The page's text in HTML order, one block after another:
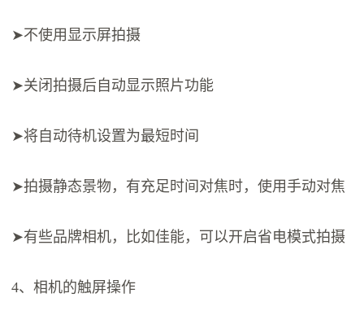
➤不使用显示屏拍摄
➤关闭拍摄后自动显示照片功能
➤将自动待机设置为最短时间
➤拍摄静态景物，有充足时间对焦时，使用手动对焦
➤有些品牌相机，比如佳能，可以开启省电模式拍摄
4、相机的触屏操作